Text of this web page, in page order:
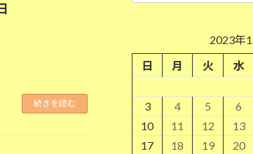
続きを読む
2023年
日
月 火 水
3
4 5 6
10
11 12 13
17
18 19 20